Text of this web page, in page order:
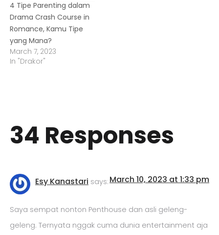
4 Tipe Parenting dalam
Drama Crash Course in
Romance, Kamu Tipe
yang Mana?
March 7, 2023
In "Drakor"
34 Responses
Esy Kanastari says: March 10, 2023 at 1:33 pm
Saya sempat nonton Penthouse dan asli geleng-
geleng. Ternyata nggak cuma dunia entertainment aja